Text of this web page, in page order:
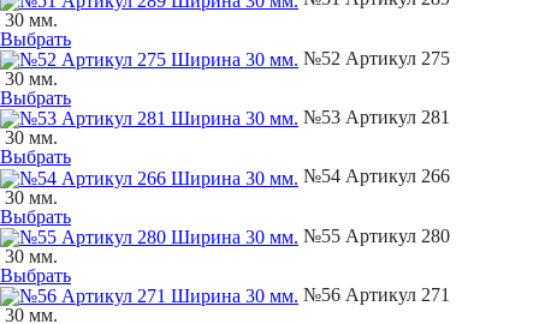
30 мм.
Выбрать
№52 Артикул 275
30 мм.
Выбрать
№53 Артикул 281
30 мм.
Выбрать
№54 Артикул 266
30 мм.
Выбрать
№55 Артикул 280
30 мм.
Выбрать
№56 Артикул 271
30 мм.